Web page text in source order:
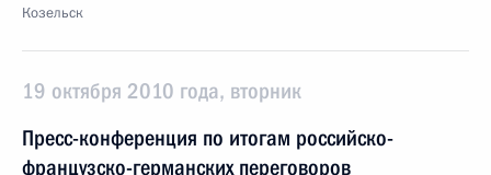
Козельск
19 октября 2010 года, вторник
Пресс-конференция по итогам российско-
французско-германских переговоров